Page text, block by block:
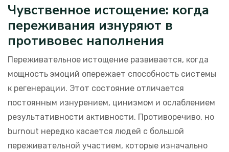
Чувственное истощение: когда
переживания изнуряют в
противовес наполнения
Переживательное истощение развивается, когда
мощность эмоций опережает способность системы
к регенерации. Этот состояние отличается
постоянным изнурением, цинизмом и ослаблением
результативности активности. Противоречиво, но
burnout нередко касается людей с большой
переживательной участием, которые изначально